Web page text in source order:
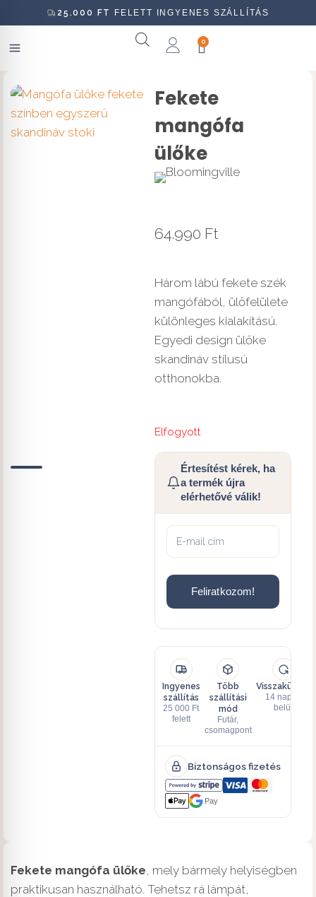
25.000 FT FELETT INGYENES SZÁLLÍTÁS
0
Fekete
mangófa
ülőke
64.990 Ft
Három lábú fekete szék
mangófából, ülőfelülete
különleges kialakítású.
Egyedi design ülőke
skandináv stílusú
otthonokba.
Elfogyott
Értesítést kérek, ha
a termék újra
elérhetővé válik!
Feliratkozom!
Ingyenes
szállítás
25 000 Ft
felett
Több
szállítási
mód
Futár,
csomagpont
Visszaküldés
14 napon
belül
Biztonságos fizetés
Pay
Fekete mangófa ülőke, mely bármely helyiségben
praktikusan használható. Tehetsz rá lámpát,